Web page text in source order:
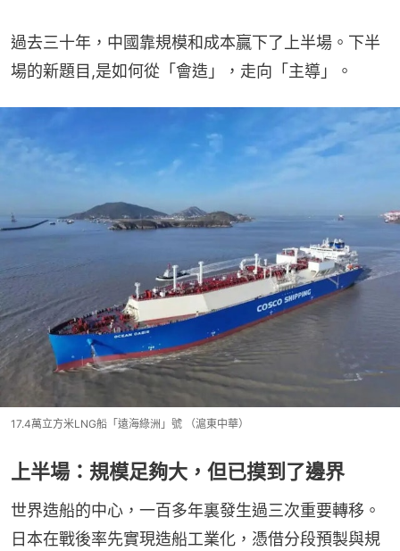
過去三十年，中國靠規模和成本贏下了上半場。下半
場的新題目,是如何從「會造」，走向「主導」。
17.4萬立方米LNG船「遠海綠洲」號 （滬東中華）
上半場：規模足夠大，但已摸到了邊界
世界造船的中心，一百多年裏發生過三次重要轉移。
日本在戰後率先實現造船工業化，憑借分段預製與規